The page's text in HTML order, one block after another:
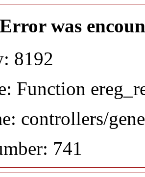
was
8192
Function
controllers/
741